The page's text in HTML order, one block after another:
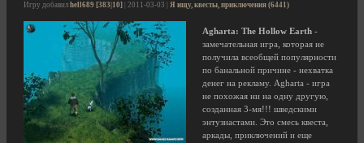
Игру добавил hell689 [383|10] | 2011-03-03 | Я ищу, квесты, приключения (6441)
Agharta: The Hollow Earth -
замечательная игра, которая не
получила всеобщей популярности
по банальной причине - нехватка
денег на рекламу. Agharta - игра
не похожая ни на одну другую,
созданная 3-мя!!! шведскими
энтузиастами. Это смесь квеста,
аркады, приключений и еще